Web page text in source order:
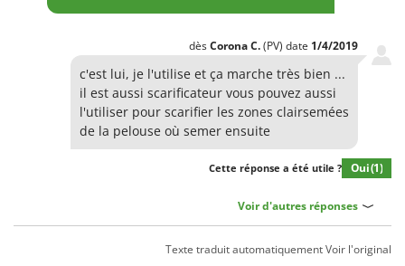
dèsCoronaC.(PV) date 1/4/2019
c'est lui, je l'utilise et ça marche très bien ...
il est aussi scarificateur vous pouvez aussi
l'utiliser pour scarifier les zones clairsemées
de la pelouse où semer ensuite
Cette réponse a été utile ? Oui(1)
Voir d'autres réponses
Texte traduit automatiquementVoir l'original